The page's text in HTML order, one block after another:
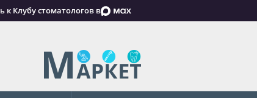
к Клубу стоматологов в